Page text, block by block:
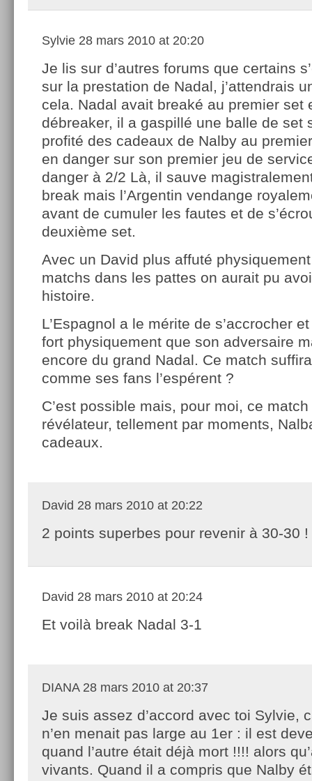
Sylvie 28 mars 2010 at 20:20
Je lis sur d’autres forums que certains
sur la prestation de Nadal, j’attendrais
cela. Nadal avait breaké au premier set
débreaker, il a gaspillé une balle de set
profité des cadeaux de Nalby au
en danger sur son premier jeu de
danger à 2/2 Là, il sauve
break mais l’Argentin vendange
avant de cumuler les fautes et de
deuxième set.
Avec un David plus affuté
matchs dans les pattes on aurait pu
histoire.
L’Espagnol a le mérite de s’accrocher
fort physiquement que son adversaire
encore du grand Nadal. Ce match
comme ses fans l’espérent ?
C’est possible mais, pour moi, ce match
révélateur, tellement par moments,
cadeaux.
David 28 mars 2010 at 20:22
2 points superbes pour revenir à 30-30 !
David 28 mars 2010 at 20:24
Et voilà break Nadal 3-1
DIANA28 mars 2010 at 20:37
Je suis assez d’accord avec toi Sylvie,
n’en menait pas large au 1er : il est
quand l’autre était déjà mort !!!! alors
vivants. Quand il a compris que Nalby